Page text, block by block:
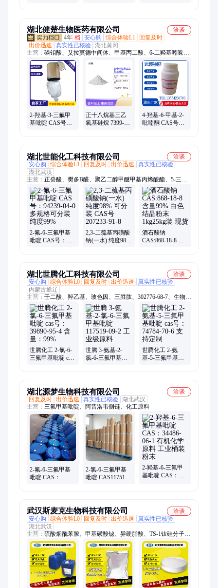
湖北健楚生物医药有限公司
洽谈
4年 档 安心购 综合体验L1
回复及时
出价迅速
真实性已核验 湖北黄冈
主营： 磷钼酸、艾拉莫德中间体、甲基丙二酸、6-二羟基吲哚、
β-丙氨酸甲酯盐酸盐、7-去氢胆固醇、2-辛基十二醇、D-荧光素
钾盐、BIS-TRIS、光引发剂、苯芴醇、溴芬酸钠中间体、樟脑
醌、钼酸钾、丝素蛋白、盐酸胍、聚二羟基吲哚、甘氨胆酸钠
盐、半叶素、胆固醇、蛋白酶K、光引发剂LAP、甲基丙烯酸氧
杂环丁烷
2-羟基-3-三氟甲
基吡啶 CAS号
正十八烷基三乙
氧基硅烷 7399-00-
4-羟基-6-甲基-2-
吡喃酮 CAS号
湖北世能化工科技有限公司
洽谈
安心购
综合体验L1 回复及时 出价迅速
真实性已核验
湖北武汉
主营： 正癸酸、樊多B醛、聚乙二醇甲醚甲基丙烯酸酯、5-三甲
基己醛、三羟甲基氨基甲烷盐酸盐、山梨醇缩水甘油醚、聚苯
胺、磷脂酸铵盐、谷胱甘肽、二氧化钒、3二羟基萘、二苯酮、
庚酰氯、菲尼酮、茶香醇、苹果酸、菠萝醚
2-氟-6-三氟甲基
吡啶 CAS号：
2,3-二巯基丙磺酸
钠(一水) 纯度98%
酒石酸钠
CAS:868-18-8 含
湖北世腾化工科技有限公司
洽谈
安心购
综合体验L0 回复及时 出价迅速
真实性已核验
内蒙古通辽
主营： 壬二酸、羟乙基、玻色因、三胜肽、302776-68-7、生物素
三肽、棕榈酰三肽、乙基己基三嗪酮、依克多因、抗坏血酸、谷
胱甘肽、苯甲酸己酯、葡糖基芦丁、紫外吸收剂、辛氧基甘油、
乙酰基四肽、肉豆蔻酰五肽、植物油脂肪酸、氨基羟苯甲酰、紫
外线吸收剂、维生素c乙基醚、二氢燕麦生物碱、苯乙基间苯二
酚、水杨酸乙基己酯
世腾化工 2-氯-6-
三氟甲基吡啶 cas
世腾 3-氨基-2-
氯-6-三氟甲基吡
世腾化工 2-氨
基-5-三氟甲基吡
湖北源梦生物科技有限公司
洽谈
回复及时 出价迅速 真实性已核验 湖北武汉
主营： 三氟甲基吡啶、阿昔洛韦侧链、化工原料
2-氟-6-三氟甲基
吡啶 CAS：
2-氯-6-三氟甲基
吡啶 CAS117519-
2-羟基-6-三氟甲
基吡啶 CAS：
武汉斯麦克生物科技有限公司
洽谈
安心购
综合体验L0 回复及时 出价迅速
真实性已核验
湖北武汉
主营： 硫酸烟酰苯胺、甲基磺酸铋、异硬脂酸、TS-1钛硅分子
筛、2-氯丙酰氯、油酸咪唑啉、苯基膦酸、单宁酸、抗氧剂、中
间体、离子液体